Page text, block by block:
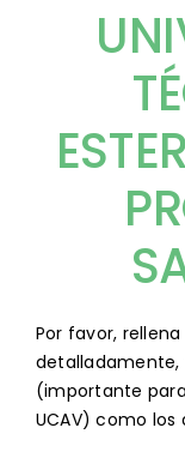
Por favor,
(importante
UCAV) como